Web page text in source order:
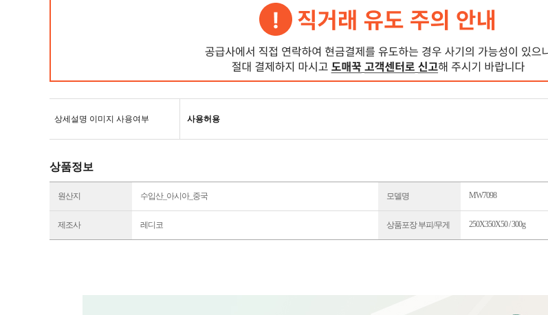
상세설명 이미지 사용여부 사용허용
상품정보
원산지 수입산_아시아_중국 모델명 MW7098
제조사 레디코 상품포장 부피/무게 250X350X50 / 300g